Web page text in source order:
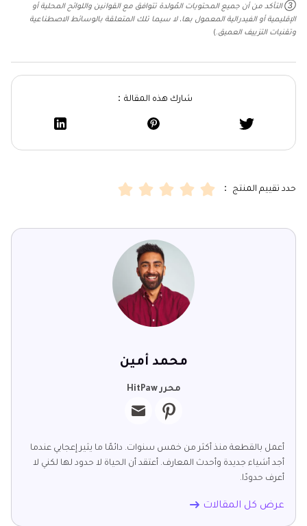
③ التأكد من أن جميع المحتويات المُولدة تتوافق مع القوانين واللوائح المحلية أو
الإقليمية أو الفيدرالية المعمول بها، لا سيما تلك المتعلقة بالوسائط الاصطناعية
وتقنيات التزييف العميق.)
شارك هذه المقالة：
حدد تقييم المنتج ：
محمد أمين
محرر HitPaw
أعمل بالقطعة منذ أكثر من خمس سنوات. دائمًا ما يثير إعجابي عندما
أجد أشياء جديدة وأحدث المعارف. أعتقد أن الحياة لا حدود لها لكني لا
أعرف حدودًا.
عرض كل المقالات